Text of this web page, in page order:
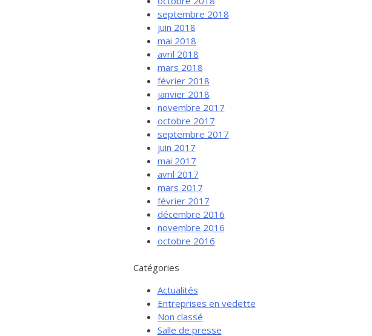
Services aux entreprises
Innovation / Productivité
Investir en Nouvelle-Beauce
Services-conseils – démarrage
septembre 2018
juin 2018
mai 2018
avril 2018
mars 2018
février 2018
janvier 2018
novembre 2017
octobre 2017
septembre 2017
juin 2017
mai 2017
avril 2017
mars 2017
février 2017
décembre 2016
novembre 2016
octobre 2016
Catégories
Actualités
Entreprises en vedette
Non classé
Salle de presse